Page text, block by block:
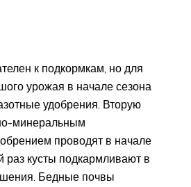
к подкормкам, но для
урожая в начале сезона
удобрения. Вторую
минеральным
проводят в начале
раз кусты подкармливают в
Бедные почвы